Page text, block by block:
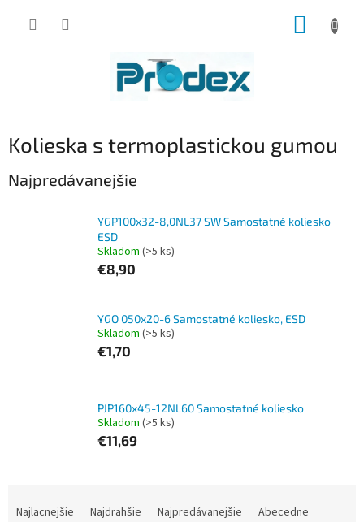
Kolieska s termoplastickou gumou
Najpredávanejšie
YGP100x32-8,0NL37 SW Samostatné koliesko
ESD
Skladom (>5 ks)
€8,90
YGO 050x20-6 Samostatné koliesko, ESD
Skladom (>5 ks)
€1,70
PJP160x45-12NL60 Samostatné koliesko
Skladom (>5 ks)
€11,69
Najlacnejšie Najdrahšie Najpredávanejšie Abecedne